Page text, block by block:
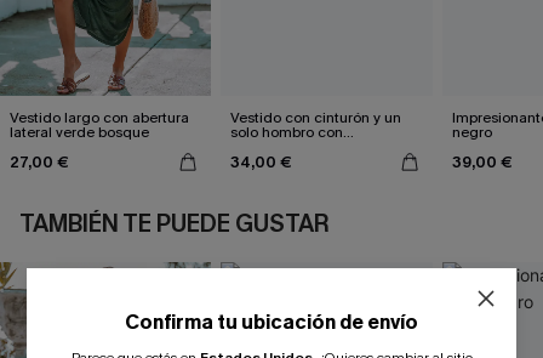
Vestido largo con abertura
lateral verde bosque
27,00 €
Vestido con cinturón y un
solo hombro con
34,00 €
negro
39,00 €
TAMBIÉN TE PUEDE GUSTAR
Confirma tu ubicación de envío